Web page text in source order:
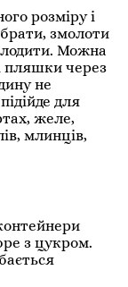
розміру і
змолоти
Можна
пляшки через
не
для
желе,
млинців,
з цукром.